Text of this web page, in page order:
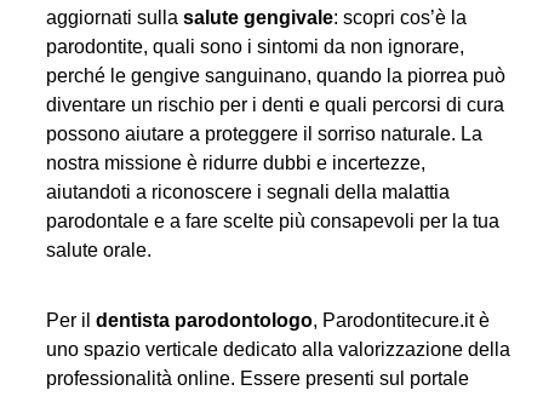
aggiornati sullasalute gengivale: scopri cos’è la
parodontite, quali sono i sintomi da non ignorare,
perché le gengive sanguinano, quando la piorrea può
diventare un rischio per i denti e quali percorsi di cura
possono aiutare a proteggere il sorriso naturale. La
nostra missione è ridurre dubbi e incertezze,
aiutandoti a riconoscere i segnali della malattia
parodontale e a fare scelte più consapevoli per la tua
salute orale.
Per ildentista parodontologo, Parodontitecure.it è
uno spazio verticale dedicato alla valorizzazione della
professionalità online. Essere presenti sul portale